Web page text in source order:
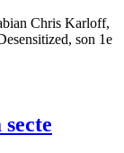
Chris Karloff,
son 1e